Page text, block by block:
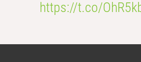
https://t.co/